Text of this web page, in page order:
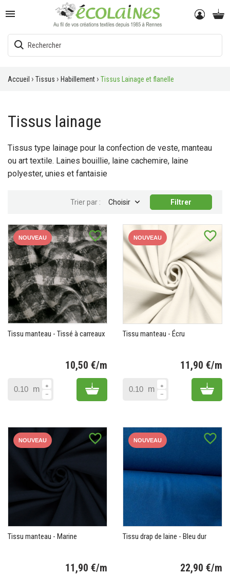

Accueil Tissus Habillement Tissus Lainage et flanelle
Tissus lainage
Tissus type lainage pour la confection de veste, manteau
ou art textile. Laines bouillie, laine cachemire, laine
polyester, unies et fantaisie
Trier par : Choisir  Filtrer
favorite_border
NOUVEAU
Tissu manteau - Tissé à carreaux
10,50 €/m
m Add to cart
favorite_border
NOUVEAU
Tissu manteau - Écru
11,90 €/m
m Add
favorite_border
NOUVEAU
Tissu manteau - Marine
11,90 €/m
favorite_border
NOUVEAU
Tissu drap de laine - Bleu dur
22,90 €/m